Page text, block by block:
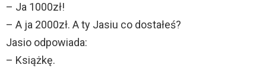
– Ja 1000zł!
– A ja 2000zł. A ty Jasiu co dostałeś?
Jasio odpowiada:
– Książkę.